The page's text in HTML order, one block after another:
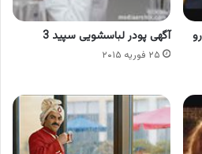
آگهی پودر لباسشویی سپید 3
۲۵ فوریه ۲۰۱۵